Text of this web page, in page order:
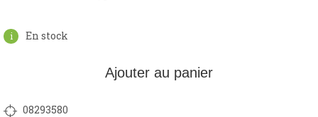
En stock
Ajouter au panier
08293580